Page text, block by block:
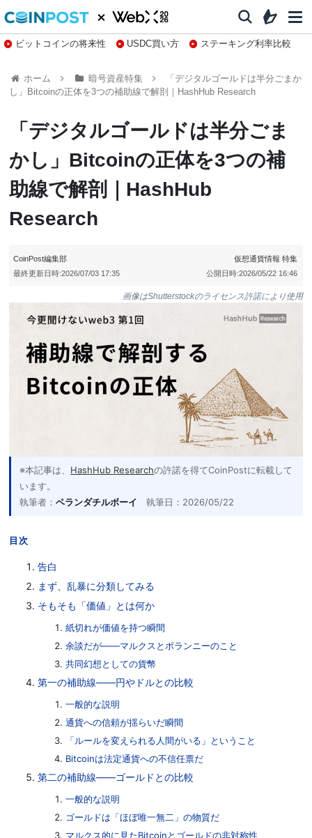
ビットコインの将来性 USDC買い方
ステーキング利率比較
ホーム
暗号資産特集
「デジタルゴールドは半分ごまか
し」Bitcoinの正体を3つの補助線で解剖｜HashHub Research
「デジタルゴールドは半分ごま
かし」Bitcoinの正体を3つの補
助線で解剖｜HashHub
Research
CoinPost編集部 仮想通貨情報 特集
公開日時:2026/05/22 16:46
最終更新日時:2026/07/03 17:35
画像はShutterstockのライセンス許諾により使用
※本記事は、 HashHub Researchの許諾を得てCoinPostに転載して
います。
執筆者：ベランダチルボーイ 執筆日：2026/05/22
目次
告白
まず、乱暴に分類してみる
そもそも「価値」とは何か
紙切れが価値を持つ瞬間
余談だが——マルクスとポランニーのこと
共同幻想としての貨幣
第一の補助線——円やドルとの比較
一般的な説明
通貨への信頼が揺らいだ瞬間
「ルールを変えられる人間がいる」ということ
Bitcoinは法定通貨への不信任票だ
第二の補助線——ゴールドとの比較
一般的な説明
ゴールドは「ほぼ唯一無二」の物質だ
マルクス的に見たBitcoinとゴールドの非対称性